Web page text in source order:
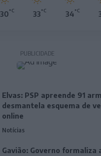
30°C 33°C 34°C
PUBLICIDADE
Elvas: PSP apreende 91
desmantela esquema de
online
Notícias
Gavião: Governo formaliza